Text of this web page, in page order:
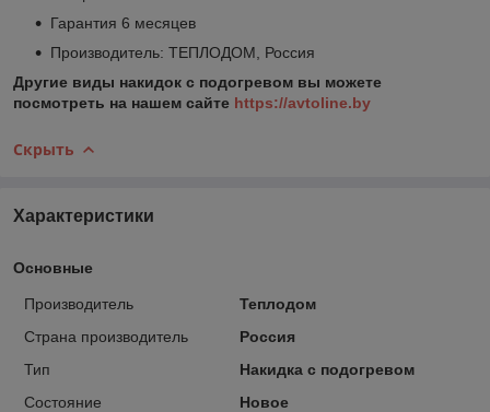
Гарантия 6 месяцев
Производитель: ТЕПЛОДОМ, Россия
Другие виды накидок с подогревом вы можете
посмотреть на нашем сайте https://avtoline.by
Скрыть
Характеристики
Основные
Производитель
Теплодом
Страна производитель
Россия
Тип
Накидка с подогревом
Состояние
Новое